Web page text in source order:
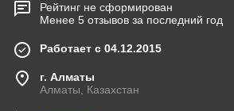
Рейтинг не сформирован
Менее 5 отзывов за последний год
Работает с 04.12.2015
г. Алматы
Алматы, Казахстан